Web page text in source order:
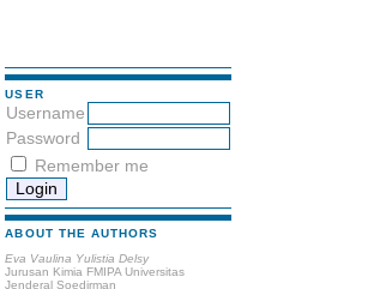
USER
Username
Password
Remember me
ABOUT THE AUTHORS
Eva Vaulina Yulistia Delsy
Jurusan Kimia FMIPA Universitas
Jenderal Soedirman